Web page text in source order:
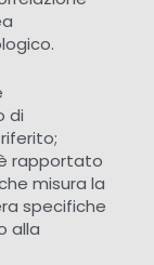
di
rapportato
misura la
specifiche
alla